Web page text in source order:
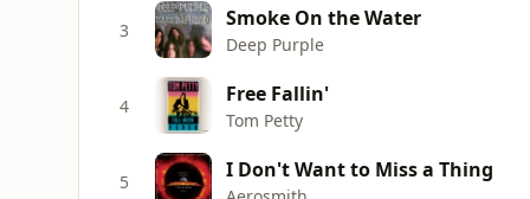
3 Smoke On the Water
Deep Purple
4 Free Fallin'
Tom Petty
5 I Don't Want to Miss a Thing